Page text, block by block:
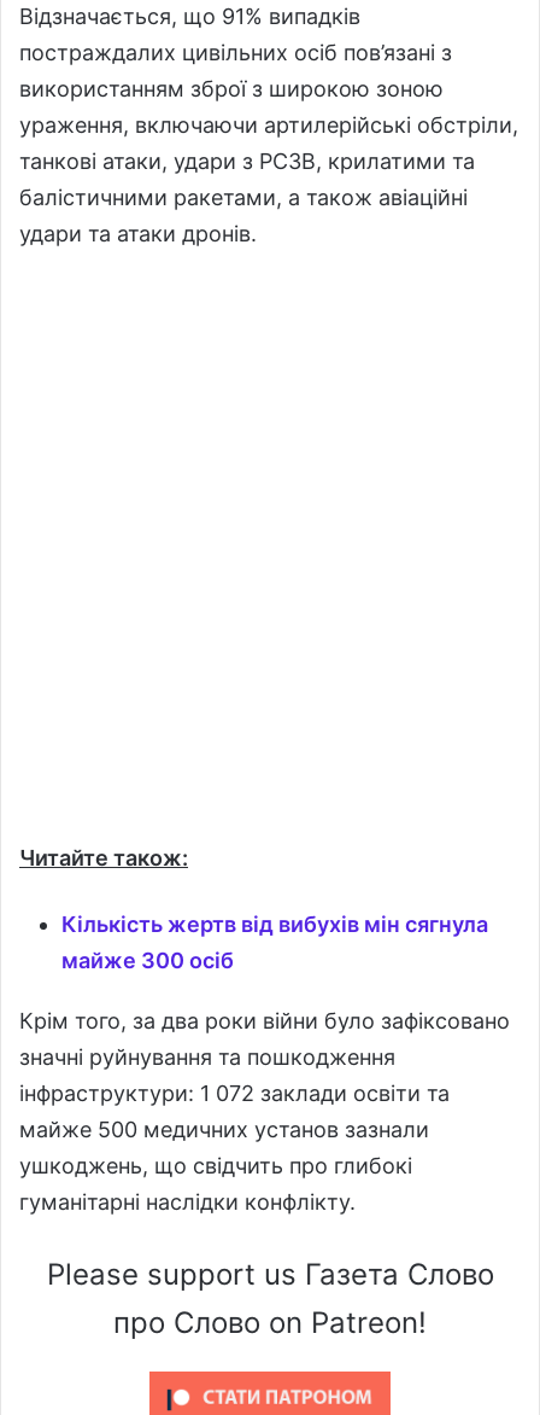
Відзначається, що 91% випадків
постраждалих цивільних осіб пов’язані з
використанням зброї з широкою зоною
ураження, включаючи артилерійські обстріли,
танкові атаки, удари з РСЗВ, крилатими та
балістичними ракетами, а також авіаційні
удари та атаки дронів.
Читайте також:
Кількість жертв від вибухів мін сягнула
майже 300 осіб
Крім того, за два роки війни було зафіксовано
значні руйнування та пошкодження
інфраструктури: 1 072 заклади освіти та
майже 500 медичних установ зазнали
ушкоджень, що свідчить про глибокі
гуманітарні наслідки конфлікту.
Please support us Газета Слово
про Слово on Patreon!